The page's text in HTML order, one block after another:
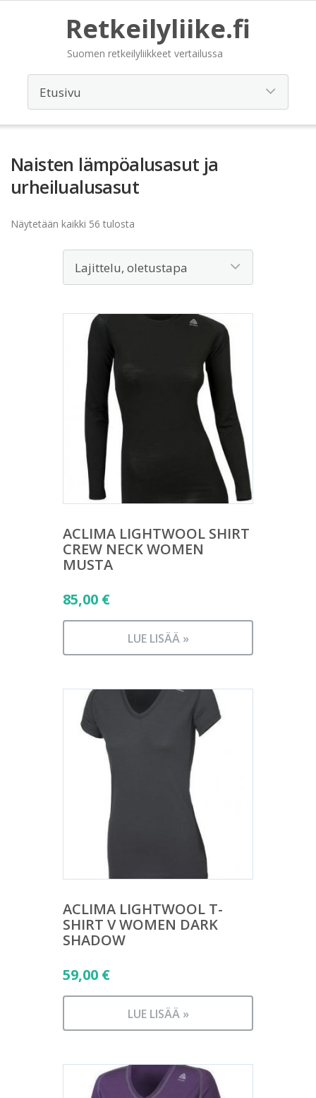
Retkeilyliike.fi
Suomen retkeilyliikkeet vertailussa
Naisten lämpöalusasut ja
urheilualusasut
Näytetään kaikki 56 tulosta
ACLIMA LIGHTWOOL SHIRT
CREW NECK WOMEN
MUSTA
85,00 €
LUE LISÄÄ »
ACLIMA LIGHTWOOL T-
SHIRT V WOMEN DARK
SHADOW
59,00 €
LUE LISÄÄ »